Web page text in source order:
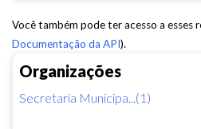
Organizações
Secretaria Municipa...(1)
Você também pode ter acesso a esses
Documentação da API).